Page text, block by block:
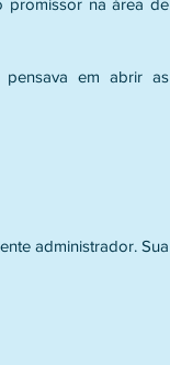
promissor na área de
em abrir as
administrador. Sua